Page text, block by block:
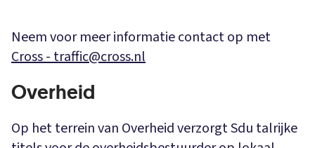
Neem voor meer informatie contact op met
Cross - traffic@cross.nl
Overheid
Op het terrein van Overheid verzorgt Sdu talrijke